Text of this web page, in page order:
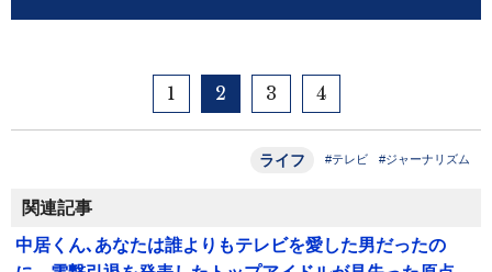
1 2 3 4
ライフ #テレビ #ジャーナリズム
関連記事
中居くん､あなたは誰よりもテレビを愛した男だったの